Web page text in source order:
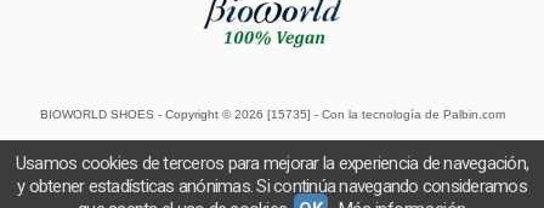
BIOWORLD SHOES - Copyright © 2026 [15735] - Con la tecnología de Palbin.com
Usamos cookies de terceros para mejorar la experiencia de navegación,
y obtener estadísticas anónimas. Si continúa navegando consideramos